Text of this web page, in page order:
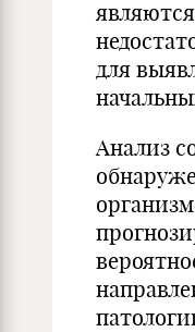
являются
для
Анализ